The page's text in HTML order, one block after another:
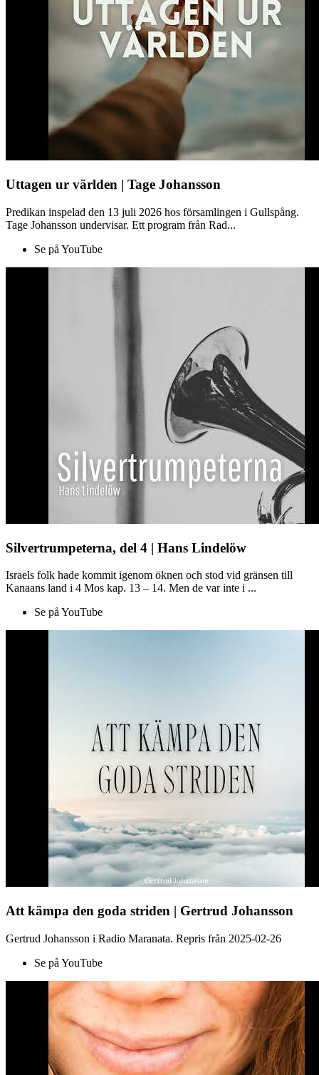
Uttagen ur världen | Tage Johansson
Predikan inspelad den 13 juli 2026 hos församlingen i Gullspång.
Tage Johansson undervisar. Ett program från Rad...
Se på YouTube
Silvertrumpeterna, del 4 | Hans Lindelöw
Israels folk hade kommit igenom öknen och stod vid gränsen till
Kanaans land i 4 Mos kap. 13 – 14. Men de var inte i ...
Se på YouTube
Att kämpa den goda striden | Gertrud Johansson
Gertrud Johansson i Radio Maranata. Repris från 2025-02-26
Se på YouTube